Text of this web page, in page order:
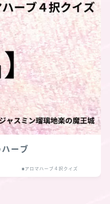
ーブ
■アロマハーブ４択クイズ